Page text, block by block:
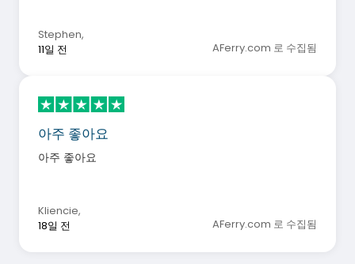
Stephen,
11일 전
AFerry.com 로 수집됨
아주 좋아요
아주 좋아요
Kliencie,
18일 전
AFerry.com 로 수집됨